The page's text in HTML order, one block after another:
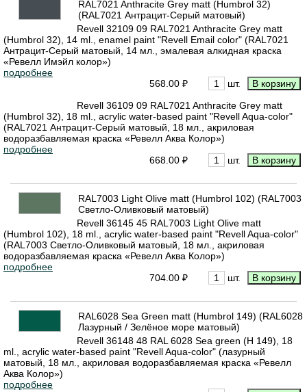
RAL7021 Anthracite Grey matt (Humbrol 32)
(RAL7021 Антрацит-Серый матовый)
Revell 32109 09 RAL7021 Anthracite Grey matt
(Humbrol 32), 14 ml., enamel paint "Revell Email color" (RAL7021
Антрацит-Серый матовый, 14 мл., эмалевая алкидная краска
«Ревелл Имэйл колор»)
подробнее
568.00 ₽
шт.
Revell 36109 09 RAL7021 Anthracite Grey matt
(Humbrol 32), 18 ml., acrylic water-based paint "Revell Aqua-color"
(RAL7021 Антрацит-Серый матовый, 18 мл., акриловая
водоразбавляемая краска «Ревелл Аква Колор»)
подробнее
668.00 ₽
шт.
RAL7003 Light Olive matt (Humbrol 102) (RAL7003
Светло-Оливковый матовый)
Revell 36145 45 RAL7003 Light Olive matt
(Humbrol 102), 18 ml., acrylic water-based paint "Revell Aqua-color"
(RAL7003 Светло-Оливковый матовый, 18 мл., акриловая
водоразбавляемая краска «Ревелл Аква Колор»)
подробнее
704.00 ₽
шт.
RAL6028 Sea Green matt (Humbrol 149) (RAL6028
Лазурный / Зелёное море матовый)
Revell 36148 48 RAL 6028 Sea green (H 149), 18
ml., acrylic water-based paint "Revell Aqua-color" (лазурный
матовый, 18 мл., акриловая водоразбавляемая краска «Ревелл
Аква Колор»)
подробнее